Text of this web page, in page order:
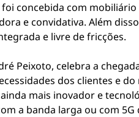
concebida com
e convidativa. Além
e livre de fricções.
Peixoto, celebra a
dos clientes e
mais inovador e
a banda larga ou com